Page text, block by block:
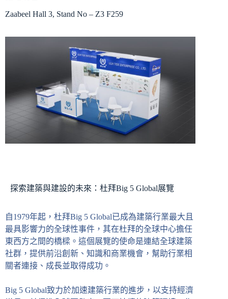
Zaabeel Hall 3, Stand No – Z3 F259
探索建築與建設的未來：杜拜Big 5 Global展覽
自1979年起，杜拜Big 5 Global已成為建築行業最大且
最具影響力的全球性事件，其在杜拜的全球中心擔任
東西方之間的橋樑。這個展覽的使命是連結全球建築
社群，提供前沿創新、知識和商業機會，幫助行業相
關者連接、成長並取得成功。
Big 5 Global致力於加速建築行業的進步，以支持經濟